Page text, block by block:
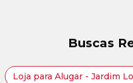
Buscas
Loja para Alugar - Jardim